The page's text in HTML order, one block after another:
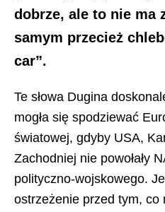
dobrze, ale to nie ma
samym przecież
car”.
Te słowa Dugina
mogła się spodziewać
światowej, gdyby USA,
Zachodniej nie powołały
polityczno-wojskowego.
ostrzeżenie przed tym, co